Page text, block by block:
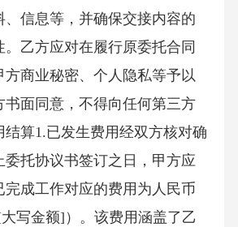
、信息等，并确保交接内容的
。乙方应对在履行原委托合同
方商业秘密、个人隐私等予以
书面同意，不得向任何第三方
结算1.已发生费用经双方核对确
委托协议书签订之日，甲方应
完成工作对应的费用为人民币
写金额]）。该费用涵盖了乙